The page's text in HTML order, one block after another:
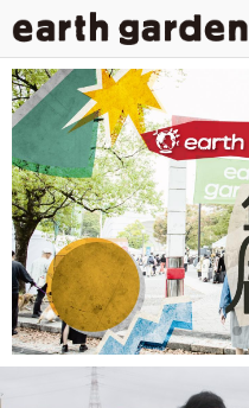
索
コ
ン
テ
ン
へ
ス
キ
ッ
プ